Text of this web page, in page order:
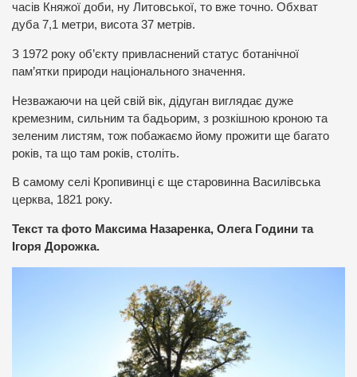
часів Княжої доби, ну Литовської, то вже точно. Обхват
дуба 7,1 метри, висота 37 метрів.
З 1972 року об’єкту привласнений статус ботанічної
пам’ятки природи національного значення.
Незважаючи на цей свій вік, дідуган виглядає дуже
кремезним, сильним та бадьорим, з розкішною кроною та
зеленим листям, тож побажаємо йому прожити ще багато
років, та що там років, століть.
В самому селі Кропивинці є ще старовинна Василівська
церква, 1821 року.
Текст та фото Максима Назаренка, Олега Години та
Ігоря Дорожка.